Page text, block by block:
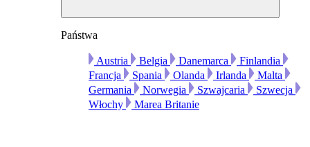
Państwa
Austria Belgia Danemarca
Finlandia
Francja
Spania Olanda Irlanda
Malta
Germania
Norwegia Szwajcaria
Szwecja
Włochy
Marea Britanie